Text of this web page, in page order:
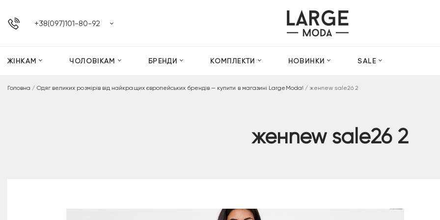
+38(097)101-80-92
ЖІНКАМ ЧОЛОВІКАМ БРЕНДИ КОМПЛЕКТИ НОВИНКИ SALE
Головна / Одяг великих розмірів від найкращих європейських брендів — купити в магазині LargeModa! / женnew sale26 2
женnew sale26 2